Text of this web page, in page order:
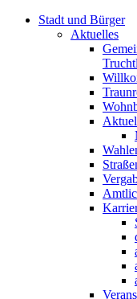
Stadt und Bürger
Aktuelles